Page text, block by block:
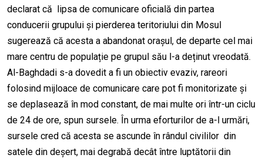
declarat că lipsa de comunicare oficială din partea
conducerii grupului și pierderea teritoriului din Mosul
sugerează că acesta a abandonat orașul, de departe cel mai
mare centru de populație pe grupul său l-a deținut vreodată.
Al-Baghdadi s-a dovedit a fi un obiectiv evaziv, rareori
folosind mijloace de comunicare care pot fi monitorizate și
se deplasează în mod constant, de mai multe ori într-un ciclu
de 24 de ore, spun sursele. În urma eforturilor de a-l urmări,
sursele cred că acesta se ascunde în rândul civililor din
satele din deșert, mai degrabă decât între luptătorii din